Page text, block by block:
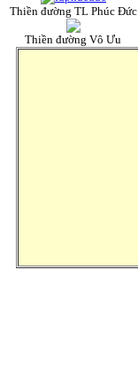
Thiền đường TL Phúc Đức
Thiền đường Vô Ưu